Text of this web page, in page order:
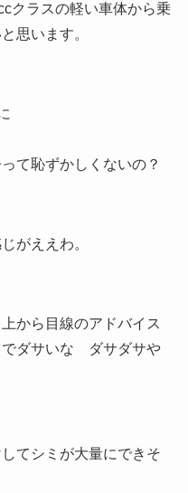
クラスの軽い車体から乗
思います。
て恥ずかしくないの？
がええわ。
から目線のアドバイス
でダサいな ダサダサや
てシミが大量にできそ